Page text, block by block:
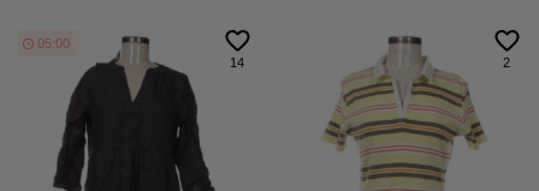
14
04:57
2